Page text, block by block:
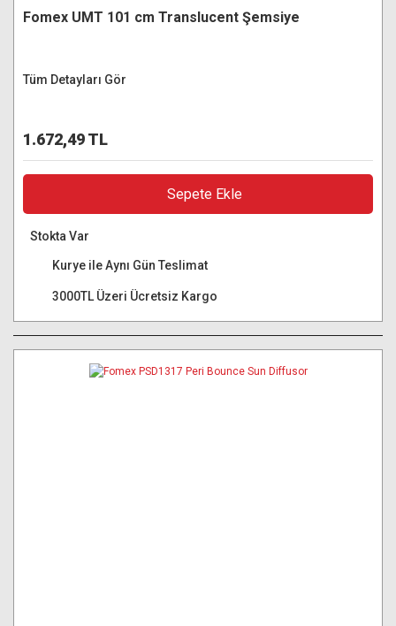
Fomex UMT 101 cm Translucent Şemsiye
Tüm Detayları Gör
1.672,49 TL
Sepete Ekle
Stokta Var
Kurye ile Aynı Gün Teslimat
3000TL Üzeri Ücretsiz Kargo